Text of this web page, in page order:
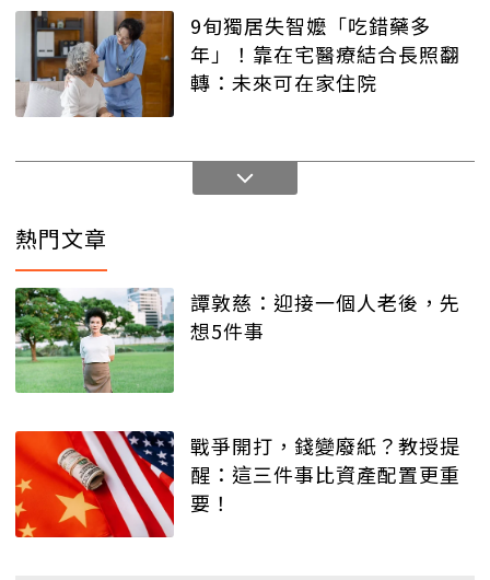
9旬獨居失智嬤「吃錯藥多
年」！靠在宅醫療結合長照翻
轉：未來可在家住院
熱門文章
譚敦慈：迎接一個人老後，先
想5件事
戰爭開打，錢變廢紙？教授提
醒：這三件事比資產配置更重
要！